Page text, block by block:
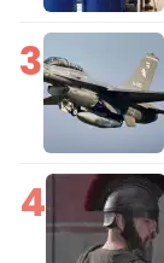
3
4